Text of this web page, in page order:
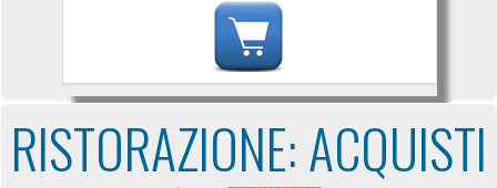
RISTORAZIONE: ACQUISTI